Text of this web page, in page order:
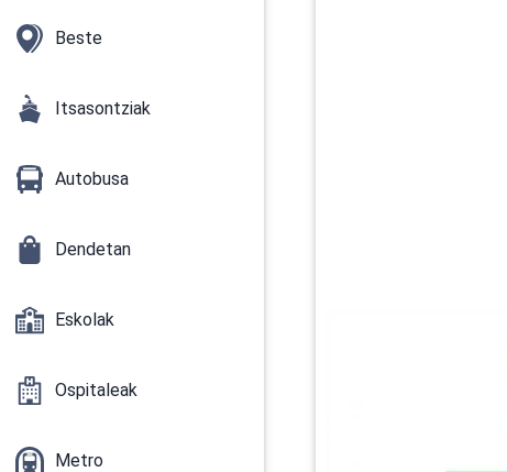
Beste
Itsasontziak
Autobusa
Dendetan
Eskolak
Ospitaleak
Metro